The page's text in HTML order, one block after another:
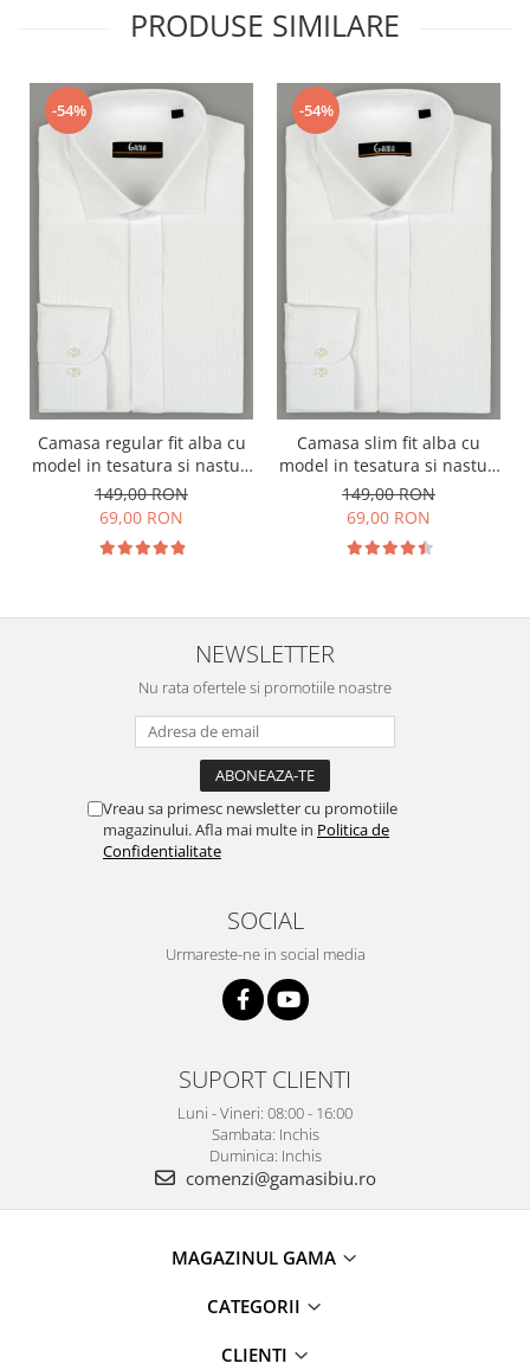
PRODUSE SIMILARE
-54%
Camasa regular fit alba cu
model in tesatura si nasturi
ascunsi
149,00 RON
69,00 RON
-54%
Camasa slim fit alba cu
model in tesatura si nasturi
ascunsi
149,00 RON
69,00 RON
NEWSLETTER
Nu rata ofertele si promotiile noastre
Vreau sa primesc newsletter cu promotiile
magazinului. Afla mai multe in Politica de
Confidentialitate
SOCIAL
Urmareste-ne in social media
SUPORT CLIENTI
Luni - Vineri: 08:00 - 16:00
Sambata: Inchis
Duminica: Inchis
comenzi@gamasibiu.ro
MAGAZINUL GAMA
CATEGORII
CLIENTI